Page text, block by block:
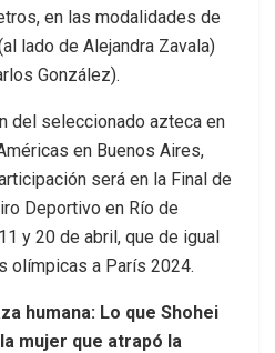
en las modalidades de
lado de Alejandra Zavala)
González).
del seleccionado azteca en
en Buenos Aires,
será en la Final de
Deportivo en Río de
y 20 de abril, que de igual
olímpicas a París 2024.
humana: Lo que Shohei
mujer que atrapó la